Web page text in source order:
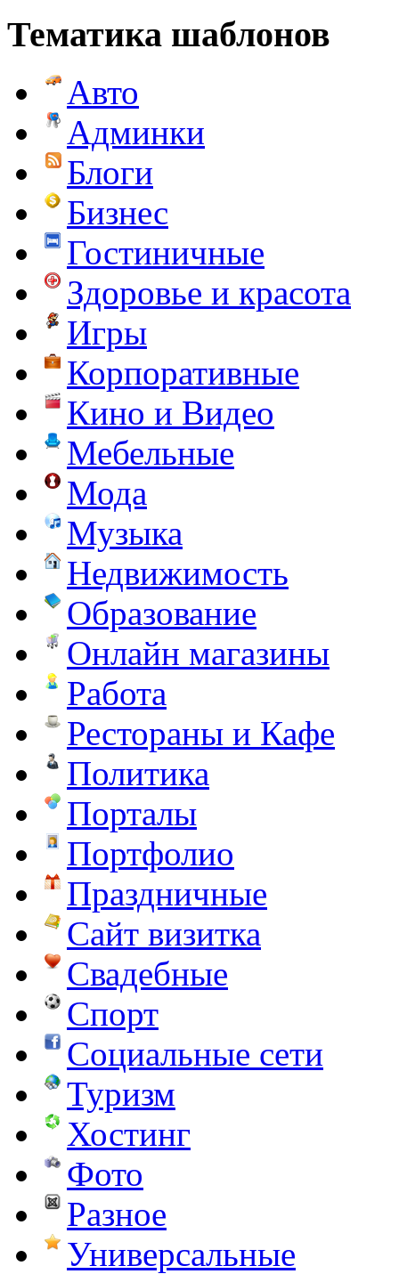
Тематика шаблонов
Авто
Админки
Блоги
Бизнес
Гостиничные
Здоровье и красота
Игры
Корпоративные
Кино и Видео
Мебельные
Мода
Музыка
Недвижимость
Образование
Онлайн магазины
Работа
Рестораны и Кафе
Политика
Порталы
Портфолио
Праздничные
Сайт визитка
Свадебные
Спорт
Социальные сети
Туризм
Хостинг
Фото
Разное
Универсальные